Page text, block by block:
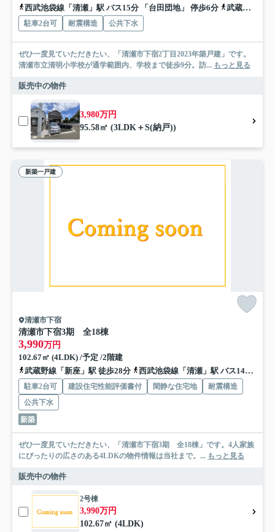
西武池袋線「清瀬」駅 バス15分 「台田団地」 停歩6分
武蔵野線「新座」駅 徒歩31分
駐車2台可 耐震構造 公共下水
ぜひ一度見ていただきたい、「清瀬市下宿2丁目2023年築戸建」です。
清瀬市立清明小学校が通学範囲内、学校まで徒歩9分。訪... もっと見る
販売中の物件
3,980万円
95.58㎡ (3LDK＋S(納戸))
新築一戸建
清瀬市下宿
清瀬市下宿3期 全18棟
3,990万円
102.67㎡ (4LDK) /予定 /2階建
武蔵野線「新座」駅 徒歩28分
西武池袋線「清瀬」駅 バス14分 西武バス「台田団地」 停歩8分
駐車2台可 建設住宅性能評価書付 閑静な住宅地
耐震構造
公共下水
新築
ぜひ一度見ていただきたい、「清瀬市下宿3期 全18棟」です。4人家族
にぴったりの広さのある4LDKの物件情報は当社まで。... もっと見る
販売中の物件
2号棟
3,990万円
102.67㎡ (4LDK)